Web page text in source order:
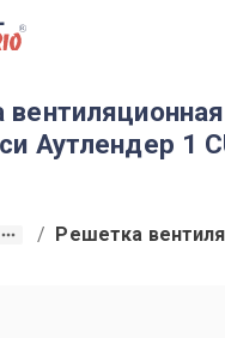
R
Аутлендер 1
/ Решетка